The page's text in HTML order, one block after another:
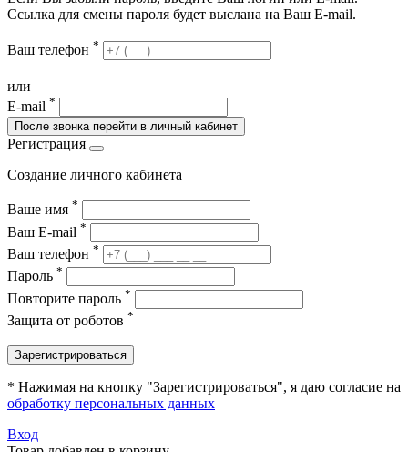
Ссылка для смены пароля будет выслана на Ваш E-mail.
Ваш телефон *
или
E-mail *
После звонка перейти в личный кабинет
Регистрация
Создание личного кабинета
Ваше имя *
Ваш E-mail *
Ваш телефон *
Пароль *
Повторите пароль *
Защита от роботов *
Зарегистрироваться
* Нажимая на кнопку "Зарегистрироваться", я даю согласие на
обработку персональных данных
Вход